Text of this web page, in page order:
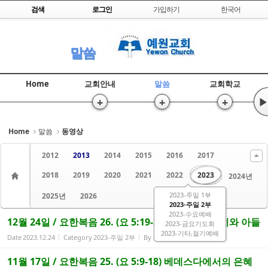
Skip to content
검색 로그인 가입하기 한국어
말씀
Home 교회안내
+
말씀
+
교회학교
+ ▶
Home 말씀 동영상
2012 2013 2014 2015 2016
2017
2018
2019 2020 2021 2022 2023
2023-주일 1부
2023-주일 2부
2023-수요예배
2023-금요기도회
2023-기타,절기예배
2024년
2025년
2026
12월 24일 / 요한복음 26. (요 5:19-29) 하나님 아버지와 아들
Date2023.12.24 Category2023-주일 2부 By 관리자 Views1359
11월 17일 / 요한복음 25. (요 5:9-18) 베데스다에서의 은혜
Sketchbook5, 스케치북5
Sketchbook5, 스케치북5